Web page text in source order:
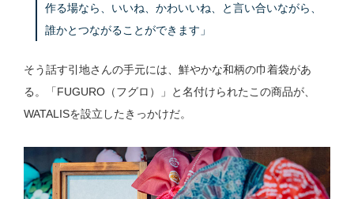
作る場なら、いいね、かわいいね、と言い合いながら、
誰かとつながることができます」
そう話す引地さんの手元には、鮮やかな和柄の巾着袋があ
る。「FUGURO（フグロ）」と名付けられたこの商品が、
WATALISを設立したきっかけだ。